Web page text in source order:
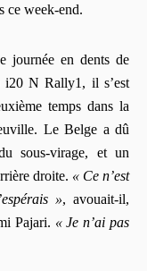
ce week-end.
journée en dents de
i20 N Rally1, il s’est
temps dans la
Le Belge a dû
sous-virage, et un
droite. « Ce n’est
», avouait-il,
Pajari. « Je n’ai pas